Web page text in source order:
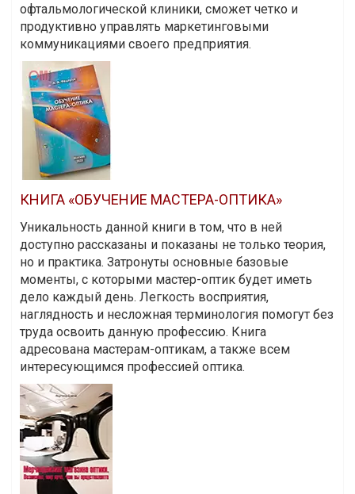
офтальмологической клиники, сможет четко и
продуктивно управлять маркетинговыми
коммуникациями своего предприятия.
КНИГА «ОБУЧЕНИЕ МАСТЕРА-ОПТИКА»
Уникальность данной книги в том, что в ней
доступно рассказаны и показаны не только теория,
но и практика. Затронуты основные базовые
моменты, с которыми мастер-оптик будет иметь
дело каждый день. Легкость восприятия,
наглядность и несложная терминология помогут без
труда освоить данную профессию. Книга
адресована мастерам-оптикам, а также всем
интересующимся профессией оптика.